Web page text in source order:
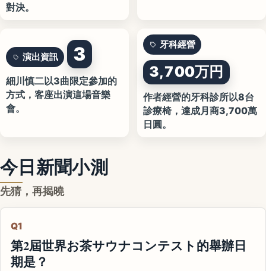
對決。
演出資訊 3
細川慎二以3曲限定參加的
方式，客座出演這場音樂
會。
牙科經營
3,700万円
作者經營的牙科診所以8台
診療椅，達成月商3,700萬
日圓。
今日新聞小測
先猜，再揭曉
Q1
第2屆世界お茶サウナコンテスト的舉辦日
期是？